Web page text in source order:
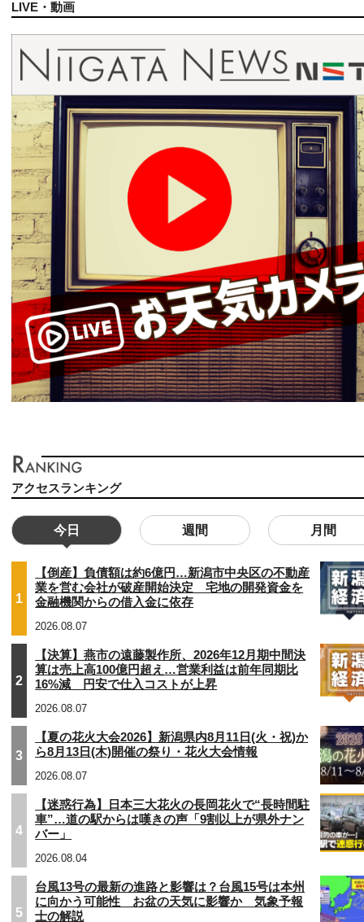
LIVE・動画
アクセスランキング
今日 週間 月間
1
【倒産】負債額は約6億円…新潟市中央区の不動産
業を営む会社が破産開始決定 宅地の開発資金を
金融機関からの借入金に依存
2026.08.07
2
【決算】燕市の遠藤製作所、2026年12月期中間決
算は売上高100億円超え…営業利益は前年同期比
16%減 円安で仕入コストが上昇
2026.08.07
3
【夏の花火大会2026】新潟県内8月11日(火・祝)か
ら8月13日(木)開催の祭り・花火大会情報
2026.08.07
4
【迷惑行為】日本三大花火の長岡花火で“長時間駐
車”…道の駅からは嘆きの声「9割以上が県外ナン
バー」
2026.08.04
5
台風13号の最新の進路と影響は？台風15号は本州
に向かう可能性 お盆の天気に影響か 気象予報
士の解説